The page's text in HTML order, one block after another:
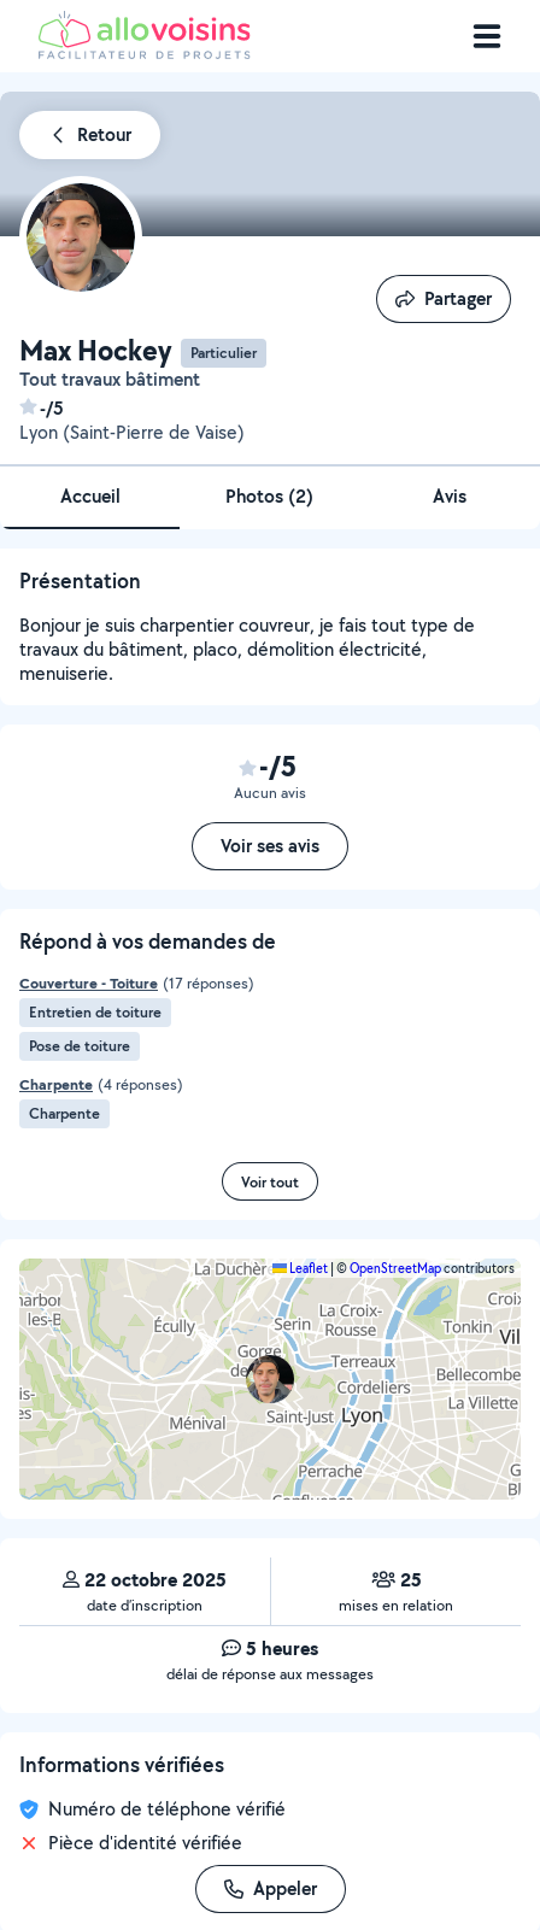
Retour
Max Hockey Particulier
Tout travaux bâtiment
-/5
Lyon (Saint-Pierre de Vaise)
Partager
Partager
Accueil Photos (2) Avis
Présentation
Bonjour je suis charpentier couvreur, je fais tout type de
travaux du bâtiment, placo, démolition électricité,
menuiserie.
-/5
Aucun avis
Voir ses avis
Répond à vos demandes de
Couverture - Toiture (17 réponses)
Entretien de toiture
Pose de toiture
Charpente (4 réponses)
Charpente
Voir tout
Leaflet ©OpenStreetMapcontributors
22 octobre 2025
date d’inscription
25
mises en relation
5 heures
délai de réponse aux messages
Informations vérifiées
Numéro de téléphone vérifié
Pièce d'identité vérifiée
Appeler